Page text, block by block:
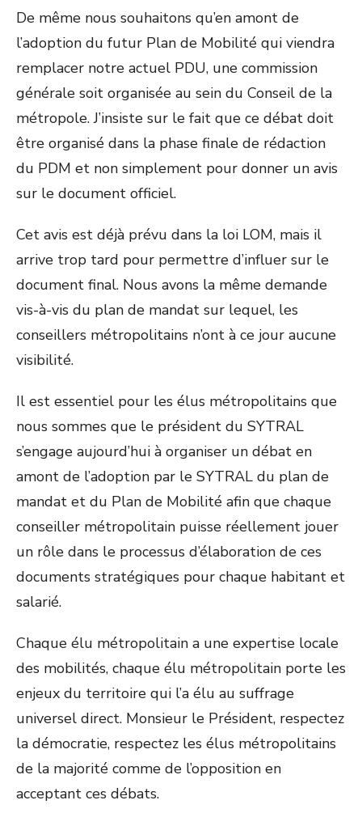
De même nous souhaitons qu’en amont de
l’adoption du futur Plan de Mobilité qui viendra
remplacer notre actuel PDU, une commission
générale soit organisée au sein du Conseil de la
métropole. J’insiste sur le fait que ce débat doit
être organisé dans la phase finale de rédaction
du PDM et non simplement pour donner un avis
sur le document officiel.
Cet avis est déjà prévu dans la loi LOM, mais il
arrive trop tard pour permettre d’influer sur le
document final. Nous avons la même demande
vis-à-vis du plan de mandat sur lequel, les
conseillers métropolitains n’ont à ce jour aucune
visibilité.
Il est essentiel pour les élus métropolitains que
nous sommes que le président du SYTRAL
s’engage aujourd’hui à organiser un débat en
amont de l’adoption par le SYTRAL du plan de
mandat et du Plan de Mobilité afin que chaque
conseiller métropolitain puisse réellement jouer
un rôle dans le processus d’élaboration de ces
documents stratégiques pour chaque habitant et
salarié.
Chaque élu métropolitain a une expertise locale
des mobilités, chaque élu métropolitain porte les
enjeux du territoire qui l’a élu au suffrage
universel direct. Monsieur le Président, respectez
la démocratie, respectez les élus métropolitains
de la majorité comme de l’opposition en
acceptant ces débats.